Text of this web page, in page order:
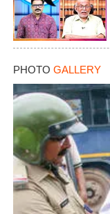
PHOTO GALLERY